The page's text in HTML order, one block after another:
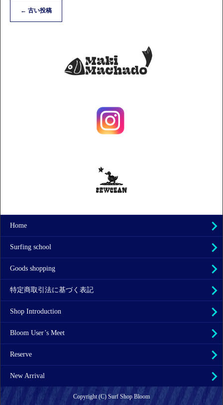
← 古い投稿
Home
Surfing school
Goods shopping
特定商取引法に基づく表記
Shop Introduction
Bloom User’s Meet
Reserve
New Arrival
Copyright (C) Surf Shop Bloom